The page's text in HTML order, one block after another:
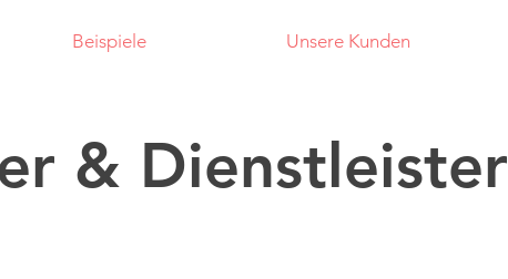
Beispiele Unsere Kunden
& Dienstleister